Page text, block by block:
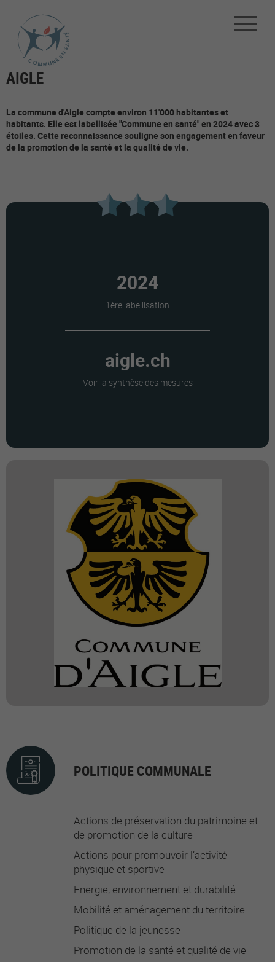
AIGLE
La commune d'Aigle compte environ 11'000 habitantes et
habitants. Elle est labellisée "Commune en santé" en 2024 avec 3
étoiles. Cette reconnaissance souligne son engagement en faveur
de la promotion de la santé et la qualité de vie.
2024
1ère labellisation
aigle.ch
Voir la synthèse des mesures
POLITIQUE COMMUNALE
Actions de préservation du patrimoine et
de promotion de la culture
Actions pour promouvoir l’activité
physique et sportive
Energie, environnement et durabilité
Mobilité et aménagement du territoire
Politique de la jeunesse
Promotion de la santé et qualité de vie